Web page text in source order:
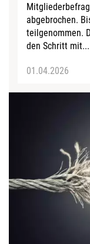
abgebrochen.
teilgenommen.
den Schritt mit...
01.04.2026